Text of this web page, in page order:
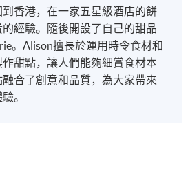
香港，在一家五星級酒店的餅
經驗。隨後開設了自己的甜品
。Alison擅長於運用時令食材和
甜點，讓人們能夠細賞食材本
合了創意和品質，為大家帶來
。